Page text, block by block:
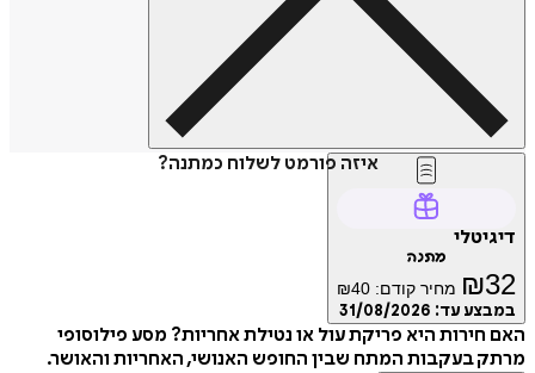
איזה פורמט לשלוח כמתנה?
דיגיטלי
מתנה
₪32 מחיר קודם: ₪40
במבצע עד: 31/08/2026
האם חירות היא פריקת עול או נטילת אחריות? מסע פילוסופי
מרתק בעקבות המתח שבין החופש האנושי, האחריות והאושר.